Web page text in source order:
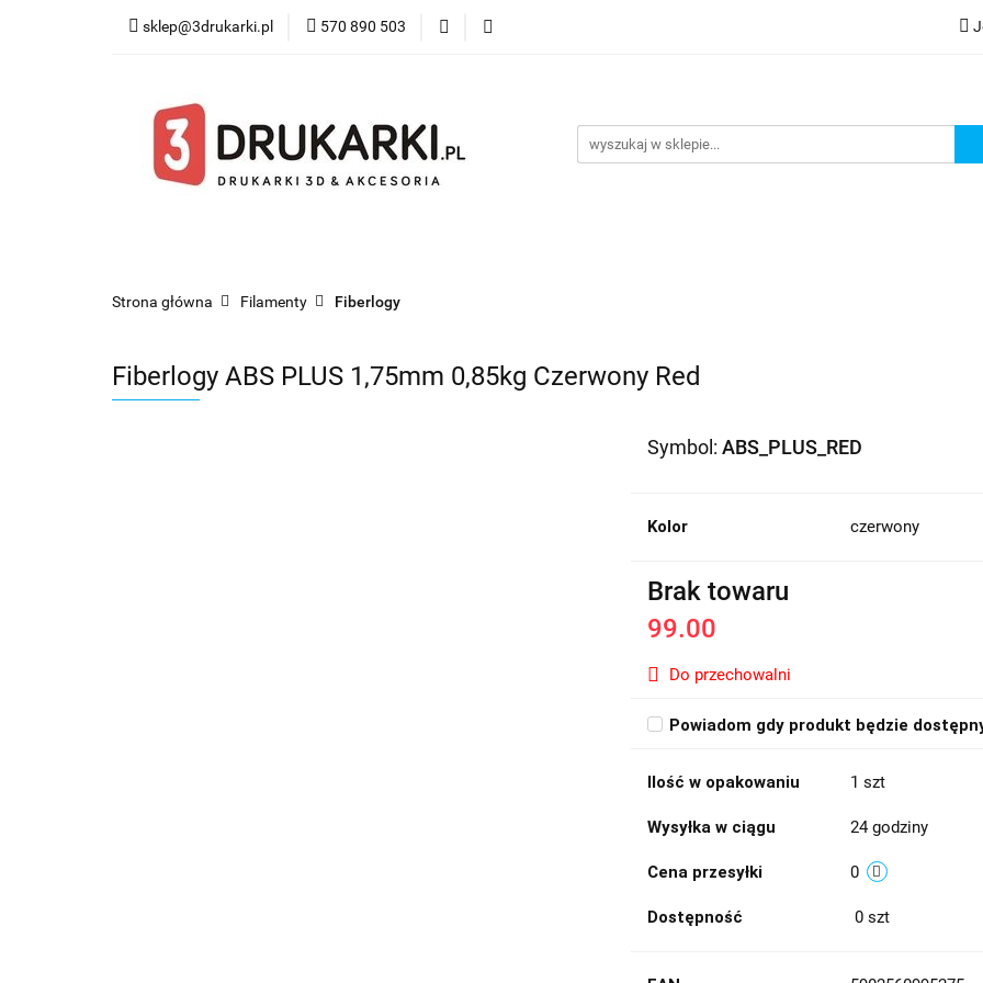
sklep@3drukarki.pl 570 890 503
Blog Bestsellery
Strona główna Filamenty Fiberlogy
Fiberlogy ABS PLUS 1,75mm 0,85kg Czerwony Red
Symbol: ABS_PLUS_RED
Kolor czerwony
Brak towaru
99.00
Do przechowalni
Powiadom gdy produkt będzie
Ilość w opakowaniu 1 szt
Wysyłka w ciągu 24 godziny
Cena przesyłki 0
Dostępność 0 szt